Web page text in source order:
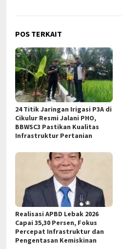
POS TERKAIT
24 Titik Jaringan Irigasi P3A di
Cikulur Resmi Jalani PHO,
BBWSC3 Pastikan Kualitas
Infrastruktur Pertanian
Realisasi APBD Lebak 2026
Capai 35,30 Persen, Fokus
Percepat Infrastruktur dan
Pengentasan Kemiskinan